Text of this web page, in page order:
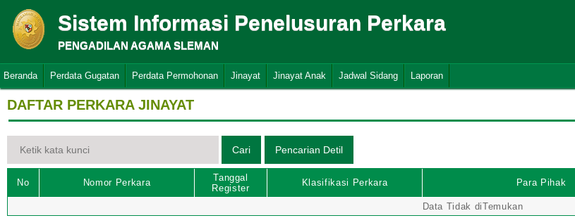
Sistem Informasi Penelusuran Perkara
PENGADILAN AGAMA SLEMAN
Beranda Perdata Gugatan Perdata Permohonan Jinayat Jinayat Anak Jadwal Sidang Laporan
DAFTAR PERKARA JINAYAT
No Nomor Perkara
Tanggal
Register
Klasifikasi Perkara Para Pihak
Data Tidak diTemukan